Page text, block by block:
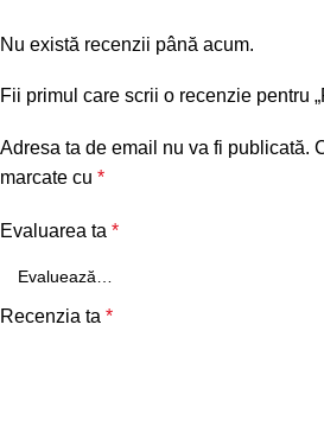
Nu există recenzii până acum.
Fii primul care scrii o recenzie pentru
Adresa ta de email nu va fi publicată.
marcate cu *
Evaluarea ta *
Recenzia ta *